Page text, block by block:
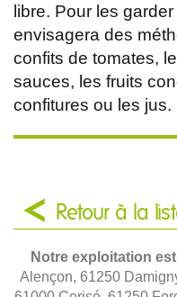
libre. Pour les
envisagera des
confits de tomates,
sauces, les fruits
confitures ou les jus.
Retour à la
Notre exploitation
Alençon, 61250